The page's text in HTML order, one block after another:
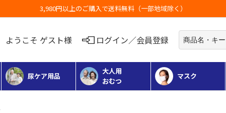
3,980円以上のご購入で送料無料（一部地域除く）
ようこそ ゲスト様 ログイン／会員登録
尿ケア用品
大人用
おむつ
マスク